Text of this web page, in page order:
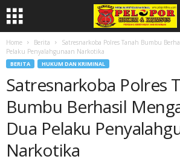
Home Berita
Satresnarkoba Polres Tanah Bumbu
Pelaku Penyalahgunaan Narkotika
BERITA HUKUM DAN KRIMINAL
Satresnarkoba Polres
Bumbu Berhasil
Dua Pelaku
Narkotika